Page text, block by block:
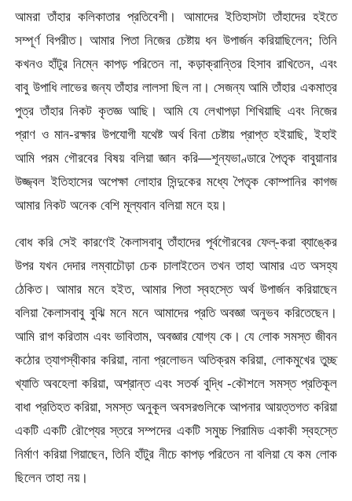
আমরা তাঁহার কলিকাতার প্রতিবেশী। আমাদের ইতিহাসটা তাঁহাদের হইতে
সম্পূর্ণ বিপরীত। আমার পিতা নিজের চেষ্টায় ধন উপার্জন করিয়াছিলেন; তিনি
কখনও হাঁটুর নিম্নে কাপড় পরিতেন না, কড়াক্রান্তির হিসাব রাখিতেন, এবং
বাবু উপাধি লাভের জন্য তাঁহার লালসা ছিল না। সেজন্য আমি তাঁহার একমাত্র
পুত্র তাঁহার নিকট কৃতজ্ঞ আছি। আমি যে লেখাপড়া শিখিয়াছি এবং নিজের
প্রাণ ও মান-রক্ষার উপযােগী যথেষ্ট অর্থ বিনা চেষ্টায় প্রাপ্ত হইয়াছি, ইহাই
আমি পরম গৌরবের বিষয় বলিয়া জ্ঞান করি—শূন্যভাণ্ডারে পৈতৃক বাবুয়ানার
উজ্জ্বল ইতিহাসের অপেক্ষা লােহার সিন্দুকের মধ্যে পৈতৃক কোম্পানির কাগজ
আমার নিকট অনেক বেশি মূল্যবান বলিয়া মনে হয়।
বােধ করি সেই কারণেই কৈলাসবাবু তাঁহাদের পূর্বগৌরবের ফেল্-করা ব্যাঙ্কের
উপর যখন দেদার লম্বাচৌড়া চেক চালাইতেন তখন তাহা আমার এত অসহ্য
ঠেকিত। আমার মনে হইত, আমার পিতা স্বহস্তে অর্থ উপার্জন করিয়াছেন
বলিয়া কৈলাসবাবু বুঝি মনে মনে আমাদের প্রতি অবজ্ঞা অনুভব করিতেছেন।
আমি রাগ করিতাম এবং ভাবিতাম, অবজ্ঞার যােগ্য কে। যে লােক সমস্ত জীবন
কঠোর ত্যাগস্বীকার করিয়া, নানা প্রলােভন অতিক্রম করিয়া, লােকমুখের তুচ্ছ
খ্যাতি অবহেলা করিয়া, অশ্রান্ত এবং সতর্ক বুদ্ধি -কৌশলে সমস্ত প্রতিকূল
বাধা প্রতিহত করিয়া, সমস্ত অনুকূল অবসরগুলিকে আপনার আয়ত্তগত করিয়া
একটি একটি রৌপ্যের স্তরে সম্পদের একটি সমুচ্চ পিরামিড একাকী স্বহস্তে
নির্মাণ করিয়া গিয়াছেন, তিনি হাঁটুর নীচে কাপড় পরিতেন না বলিয়া যে কম লােক
ছিলেন তাহা নয়।